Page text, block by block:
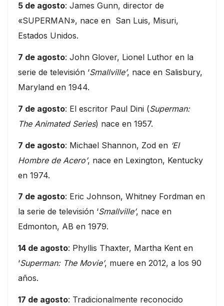
5 de agosto: James Gunn, director de
«SUPERMAN», nace en San Luis, Misuri,
Estados Unidos.
7 de agosto: John Glover, Lionel Luthor en la
serie de televisión ‘Smallville’, nace en Salisbury,
Maryland en 1944.
7 de agosto: El escritor Paul Dini (Superman:
The Animated Series) nace en 1957.
7 de agosto: Michael Shannon, Zod en ‘El
Hombre de Acero’, nace en Lexington, Kentucky
en 1974.
7 de agosto: Eric Johnson, Whitney Fordman en
la serie de televisión ‘Smallville’, nace en
Edmonton, AB en 1979.
14 de agosto: Phyllis Thaxter, Martha Kent en
‘Superman: The Movie’, muere en 2012, a los 90
años.
17 de agosto: Tradicionalmente reconocido